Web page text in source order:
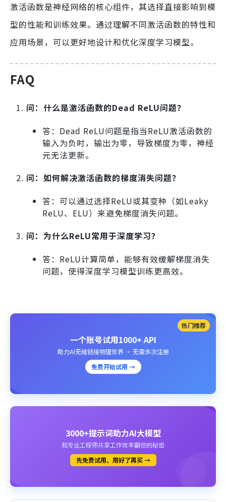
激活函数是神经网络的核心组件，其选择直接影响到模
型的性能和训练效果。通过理解不同激活函数的特性和
应用场景，可以更好地设计和优化深度学习模型。
FAQ
问：什么是激活函数的Dead ReLU问题？
答：Dead ReLU问题是指当ReLU激活函数的
输入为负时，输出为零，导致梯度为零，神经
元无法更新。
问：如何解决激活函数的梯度消失问题？
答：可以通过选择ReLU或其变种（如Leaky
ReLU、ELU）来避免梯度消失问题。
问：为什么ReLU常用于深度学习？
答：ReLU计算简单，能够有效缓解梯度消失
问题，使得深度学习模型训练更高效。
热门推荐
一个账号试用1000+ API
助力AI无缝链接物理世界 · 无需多次注册
免费开始试用 →
3000+提示词助力AI大模型
和专业工程师共享工作效率翻倍的秘密
先免费试用、用好了再买 →